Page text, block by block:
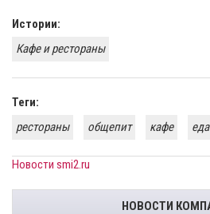
Истории:
Кафе и рестораны
Теги:
рестораны
общепит кафе еда
Новости smi2.ru
НОВОСТИ